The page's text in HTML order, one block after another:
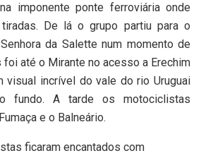
imponente ponte ferroviária onde
De lá o grupo partiu para o
da Salette num momento de
até o Mirante no acesso a Erechim
visual incrível do vale do rio Uruguai
fundo. A tarde os motociclistas
e o Balneário.
ficaram encantados com